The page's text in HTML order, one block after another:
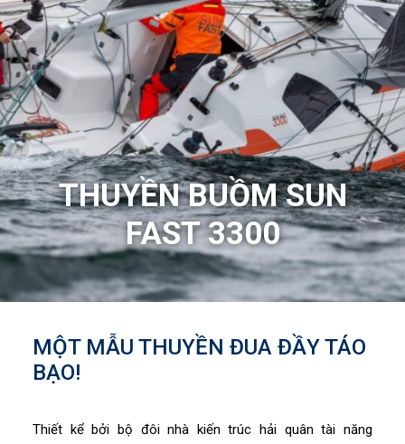
SEARCH
THUYỀN BUỒM SUN
FAST 3300
MỘT MẪU THUYỀN ĐUA ĐẦY TÁO
BẠO!
Thiết kể bởi bộ đôi nhà kiến trúc hải quân tài năng